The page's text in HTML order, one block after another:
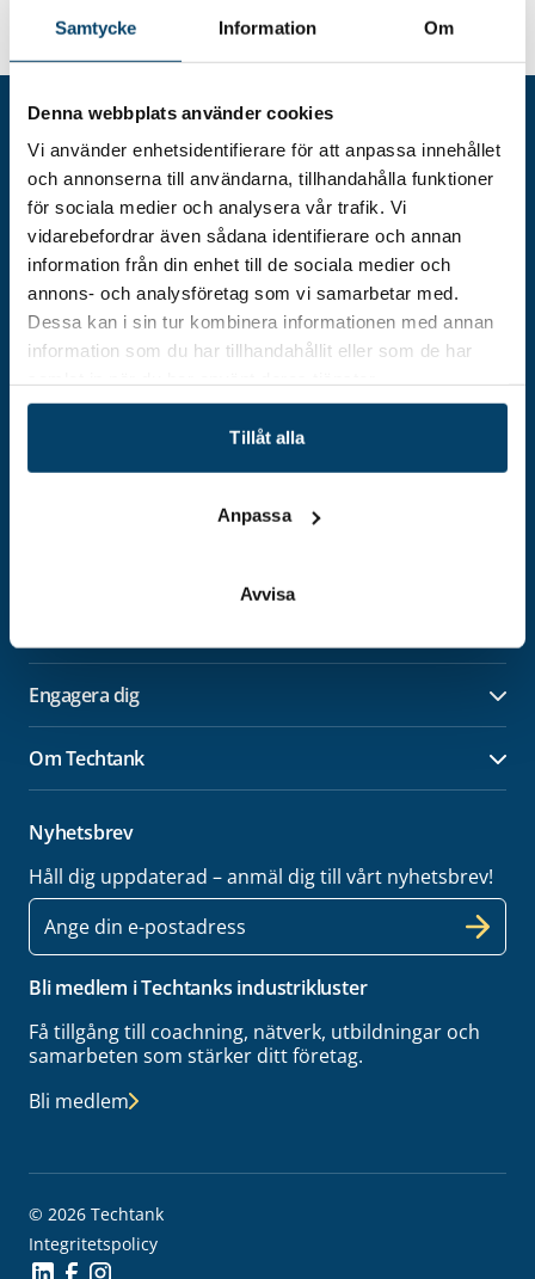
Samtycke Information Om
Denna webbplats använder cookies
Vi använder enhetsidentifierare för att anpassa innehållet
och annonserna till användarna, tillhandahålla funktioner
för sociala medier och analysera vår trafik. Vi
vidarebefordrar även sådana identifierare och annan
information från din enhet till de sociala medier och
annons- och analysföretag som vi samarbetar med.
Dessa kan i sin tur kombinera informationen med annan
information som du har tillhandahållit eller som de har
Tillåt alla
Anpassa
Avvisa
Läs mer på Verkstäderna >>
Adress
Techtank Aktiebolag (svb)
Vällaregatan 30
Org.nummer: 559179-5439
Engagera dig
Om Techtank
Nyhetsbrev
Håll dig uppdaterad – anmäl dig till vårt nyhetsbrev!
E-
post
Bli medlem i Techtanks industrikluster
Få tillgång till coachning, nätverk, utbildningar och
samarbeten som stärker ditt företag.
Bli medlem
© 2026 Techtank
Integritetspolicy
Social Icon
Social Icon
Social Icon